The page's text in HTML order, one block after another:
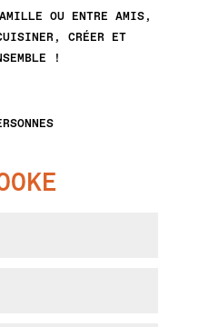
OU ENTRE AMIS,
CRÉER ET
!